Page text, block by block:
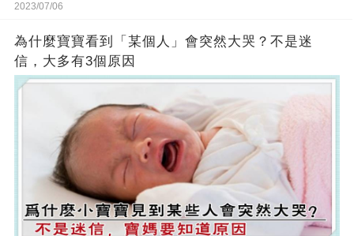
2023/07/06
為什麼寶寶看到「某個人」會突然大哭？不是迷
信，大多有3個原因